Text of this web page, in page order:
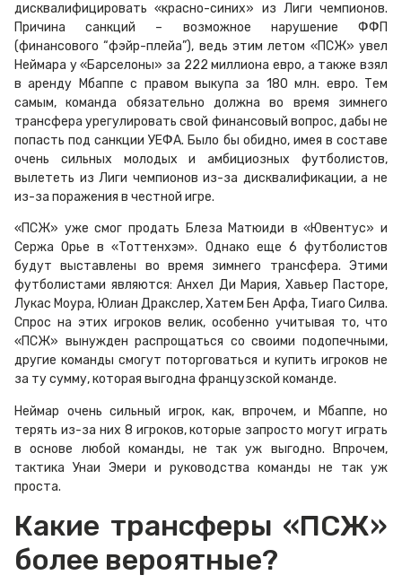
дисквалифицировать «красно-синих» из Лиги чемпионов.
Причина санкций – возможное нарушение ФФП
(финансового “фэйр-плейа”), ведь этим летом «ПСЖ» увел
Неймара у «Барселоны» за 222 миллиона евро, а также взял
в аренду Мбаппе с правом выкупа за 180 млн. евро. Тем
самым, команда обязательно должна во время зимнего
трансфера урегулировать свой финансовый вопрос, дабы не
попасть под санкции УЕФА. Было бы обидно, имея в составе
очень сильных молодых и амбициозных футболистов,
вылететь из Лиги чемпионов из-за дисквалификации, а не
из-за поражения в честной игре.
«ПСЖ» уже смог продать Блеза Матюиди в «Ювентус» и
Сержа Орье в «Тоттенхэм». Однако еще 6 футболистов
будут выставлены во время зимнего трансфера. Этими
футболистами являются: Анхел Ди Мария, Хавьер Пасторе,
Лукас Моура, Юлиан Дракслер, Хатем Бен Арфа, Тиаго Силва.
Спрос на этих игроков велик, особенно учитывая то, что
«ПСЖ» вынужден распрощаться со своими подопечными,
другие команды смогут поторговаться и купить игроков не
за ту сумму, которая выгодна французской команде.
Неймар очень сильный игрок, как, впрочем, и Мбаппе, но
терять из-за них 8 игроков, которые запросто могут играть
в основе любой команды, не так уж выгодно. Впрочем,
тактика Унаи Эмери и руководства команды не так уж
проста.
Какие трансферы «ПСЖ»
более вероятные?